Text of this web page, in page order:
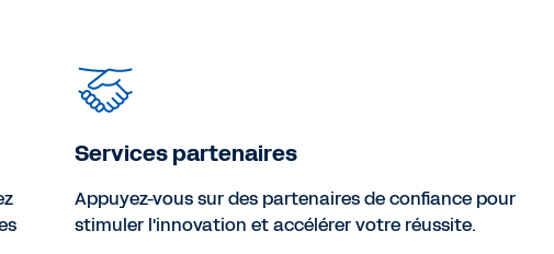
Services partenaires
Appuyez-vous sur des partenaires de confiance pour
stimuler l'innovation et accélérer votre réussite.